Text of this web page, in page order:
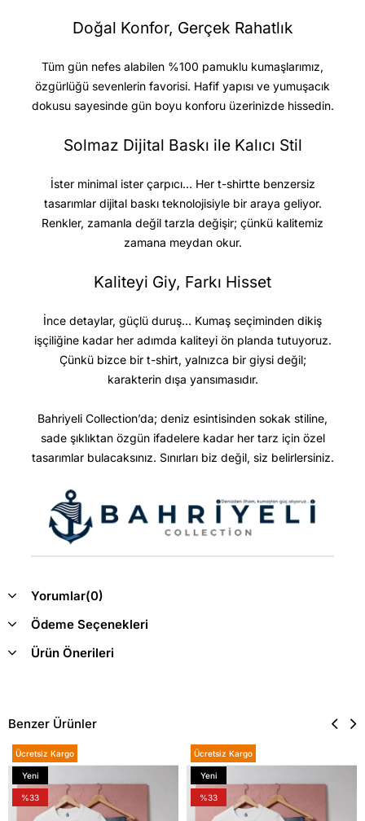
Doğal Konfor, Gerçek Rahatlık
Tüm gün nefes alabilen %100 pamuklu kumaşlarımız,
özgürlüğü sevenlerin favorisi. Hafif yapısı ve yumuşacık
dokusu sayesinde gün boyu konforu üzerinizde hissedin.
Solmaz Dijital Baskı ile Kalıcı Stil
İster minimal ister çarpıcı… Her t-shirtte benzersiz
tasarımlar dijital baskı teknolojisiyle bir araya geliyor.
Renkler, zamanla değil tarzla değişir; çünkü kalitemiz
zamana meydan okur.
Kaliteyi Giy, Farkı Hisset
İnce detaylar, güçlü duruş… Kumaş seçiminden dikiş
işçiliğine kadar her adımda kaliteyi ön planda tutuyoruz.
Çünkü bizce bir t-shirt, yalnızca bir giysi değil;
karakterin dışa yansımasıdır.
Bahriyeli Collection’da; deniz esintisinden sokak stiline,
sade şıklıktan özgün ifadelere kadar her tarz için özel
tasarımlar bulacaksınız. Sınırları biz değil, siz belirlersiniz.
Yorumlar(0)
Ödeme Seçenekleri
Ürün Önerileri
Benzer Ürünler
Ücretsiz Kargo
Yeni
Ürün
%33
Ücretsiz Kargo
Yeni
Ürün
%33